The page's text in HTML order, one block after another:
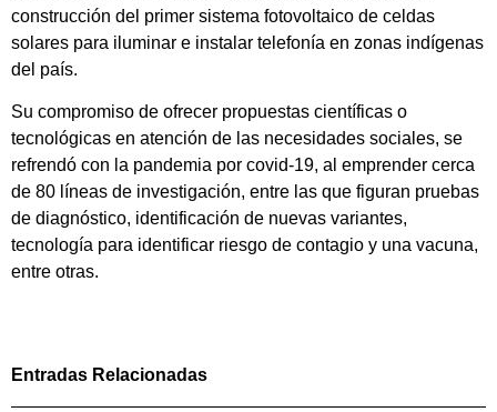
construcción del primer sistema fotovoltaico de celdas
solares para iluminar e instalar telefonía en zonas indígenas
del país.
Su compromiso de ofrecer propuestas científicas o
tecnológicas en atención de las necesidades sociales, se
refrendó con la pandemia por covid-19, al emprender cerca
de 80 líneas de investigación, entre las que figuran pruebas
de diagnóstico, identificación de nuevas variantes,
tecnología para identificar riesgo de contagio y una vacuna,
entre otras.
Entradas Relacionadas